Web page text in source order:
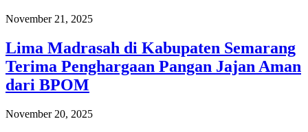
November 21, 2025
Lima Madrasah di Kabupaten Semarang
Terima Penghargaan Pangan Jajan Aman
dari BPOM
November 20, 2025